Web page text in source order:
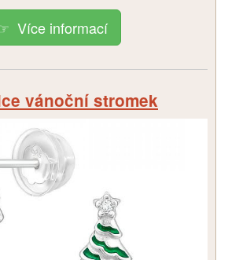
Více informací
vánoční stromek